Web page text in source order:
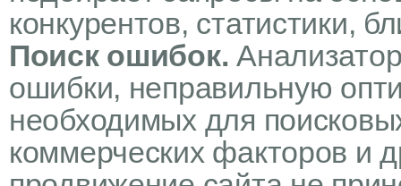
конкурентов, статистики,
Поискошибок.
ошибки, неправильную
необходимых для
коммерческих факторов и